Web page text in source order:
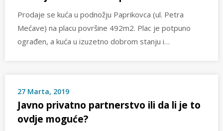
Prodaje se kuća u podnožju Paprikovca (ul. Petra
Mećave) na placu površine 492m2. Plac je potpuno
ograđen, a kuća u izuzetno dobrom stanju i…
27 Marta, 2019
Javno privatno partnerstvo ili da li je to
ovdje moguće?